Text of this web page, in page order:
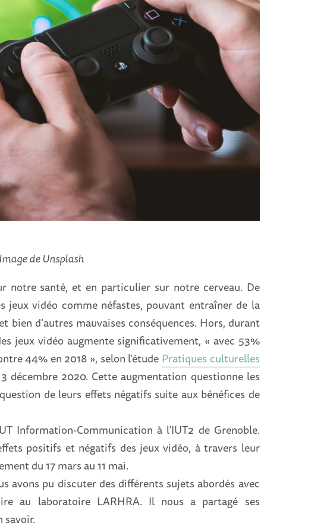
Image de Unsplash
notre santé, et en particulier sur notre cerveau. De
jeux vidéo comme néfastes, pouvant entraîner de la
bien d’autres mauvaises conséquences. Hors, durant
jeux vidéo augmente significativement, « avec 53%
44% en 2018 », selon l’étude Pratiques culturelles
décembre 2020. Cette augmentation questionne les
de leurs effets négatifs suite aux bénéfices de
Information-Communication à l’IUT2 de Grenoble.
positifs et négatifs des jeux vidéo, à travers leur
du 17 mars au 11 mai.
avons pu discuter des différents sujets abordés avec
au laboratoire LARHRA. Il nous a partagé ses
savoir.